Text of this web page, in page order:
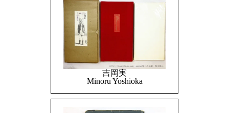
吉岡実
Minoru Yoshioka